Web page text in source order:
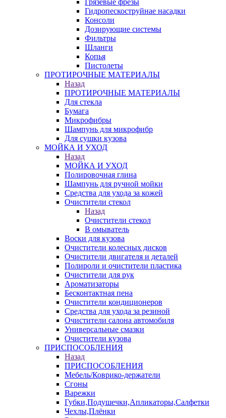
Грязевые фрезы
Гидропескоструйнае насадки
Консоли
Дозирующие системы
Фильтры
Шланги
Копья
Пистолеты
ПРОТИРОЧНЫЕ МАТЕРИАЛЫ
Назад
ПРОТИРОЧНЫЕ МАТЕРИАЛЫ
Для стекла
Бумага
Микрофибры
Шампунь для микрофибр
Для сушки кузова
МОЙКА И УХОД
Назад
МОЙКА И УХОД
Полировочная глина
Шампунь для ручной мойки
Средства для ухода за кожей
Очистители стекол
Назад
Очистители стекол
В омыватель
Воски для кузова
Очистители колесных дисков
Очистители двигателя и деталей
Полироли и очистители пластика
Очистители для рук
Ароматизаторы
Бесконтактная пена
Очистители кондиционеров
Средства для ухода за резиной
Очистители салона автомобиля
Универсальные смазки
Очистители кузова
ПРИСПОСОБЛЕНИЯ
Назад
ПРИСПОСОБЛЕНИЯ
Мебель/Коврико-держатели
Сгоны
Варежки
Губки,Подушечки,Апликаторы,Салфетки
Чехлы,Плёнки